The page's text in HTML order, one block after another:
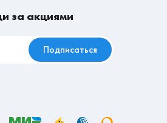
за акциями
Подписаться